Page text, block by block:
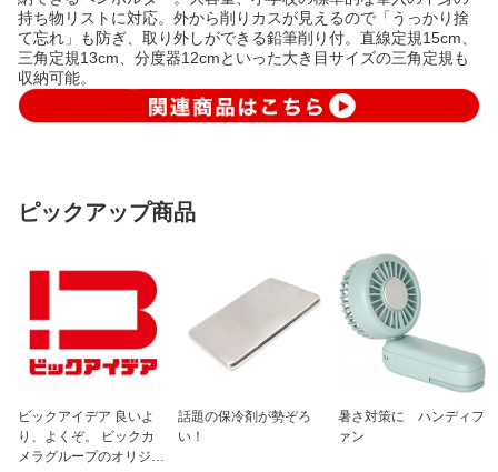
持ち物リストに対応。外から削りカスが見えるので「うっかり捨
て忘れ」も防ぎ、取り外しができる鉛筆削り付。直線定規15cm、
三角定規13cm、分度器12cmといった大き目サイズの三角定規も
収納可能。
ピックアップ商品
ビックアイデア 良いよ
り、よくぞ。 ビックカ
メラグループのオリジナ
話題の保冷剤が勢ぞろ
い！
暑さ対策に ハンディフ
ァン